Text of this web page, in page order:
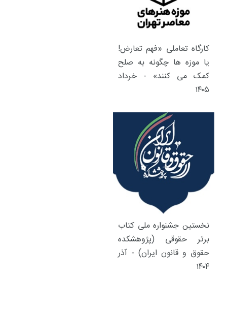
کارگاه تعاملی «فهم تعارض!
یا موزه ها چگونه به صلح
کمک می کنند» - خرداد
۱۴۰۵
نخستین جشنواره ملی کتاب
برتر حقوقی (پژوهشکده
حقوق و قانون ایران) - آذر
۱۴۰۴